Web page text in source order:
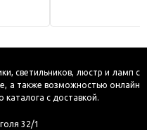
светильников, люстр и ламп с
а также возможностью онлайн
каталога с доставкой.
32/1